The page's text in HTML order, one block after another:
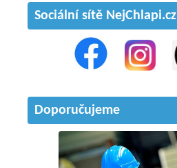
Sociální sítě NejChlapi.cz
Doporučujeme